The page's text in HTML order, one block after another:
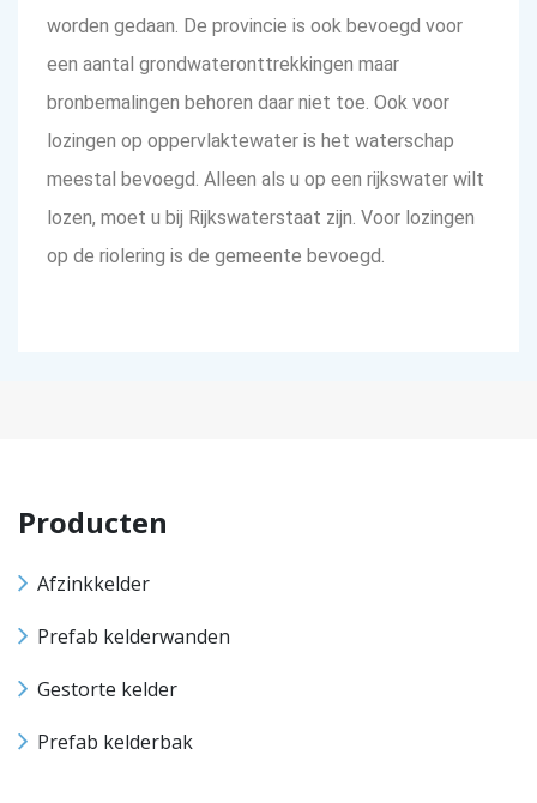
worden gedaan. De provincie is ook bevoegd voor
een aantal grondwateronttrekkingen maar
bronbemalingen behoren daar niet toe. Ook voor
lozingen op oppervlaktewater is het waterschap
meestal bevoegd. Alleen als u op een rijkswater wilt
lozen, moet u bij Rijkswaterstaat zijn. Voor lozingen
op de riolering is de gemeente bevoegd.
Producten
Afzinkkelder
Prefab kelderwanden
Gestorte kelder
Prefab kelderbak